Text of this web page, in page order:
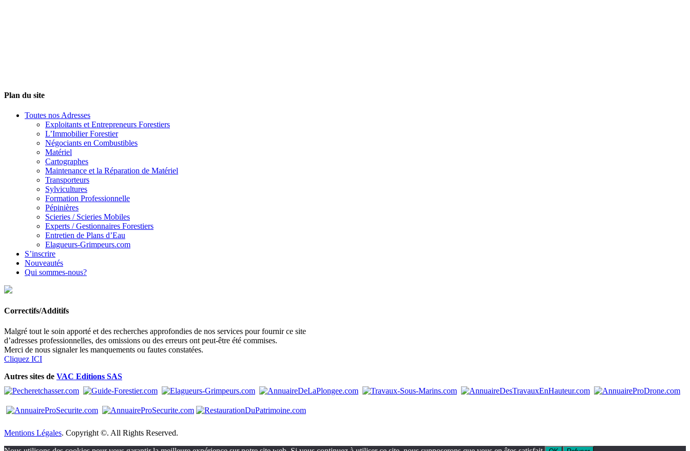
Plan du site
Toutes nos Adresses
Exploitants et Entrepreneurs Forestiers
L’Immobilier Forestier
Négociants en Combustibles
Matériel
Cartographes
Maintenance et la Réparation de Matériel
Transporteurs
Sylvicultures
Formation Professionnelle
Pépinières
Scieries / Scieries Mobiles
Experts / Gestionnaires Forestiers
Entretien de Plans d’Eau
Elagueurs-Grimpeurs.com
S’inscrire
Nouveautés
Qui sommes-nous?
Correctifs/Additifs
Malgré tout le soin apporté et des recherches approfondies de nos services pour fournir ce site
d’adresses professionnelles, des omissions ou des erreurs ont peut-être été commises.
Merci de nous signaler les manquements ou fautes constatées.
Cliquez ICI
Autres sites de VAC Editions SAS
Mentions Légales. Copyright ©. All Rights Reserved.